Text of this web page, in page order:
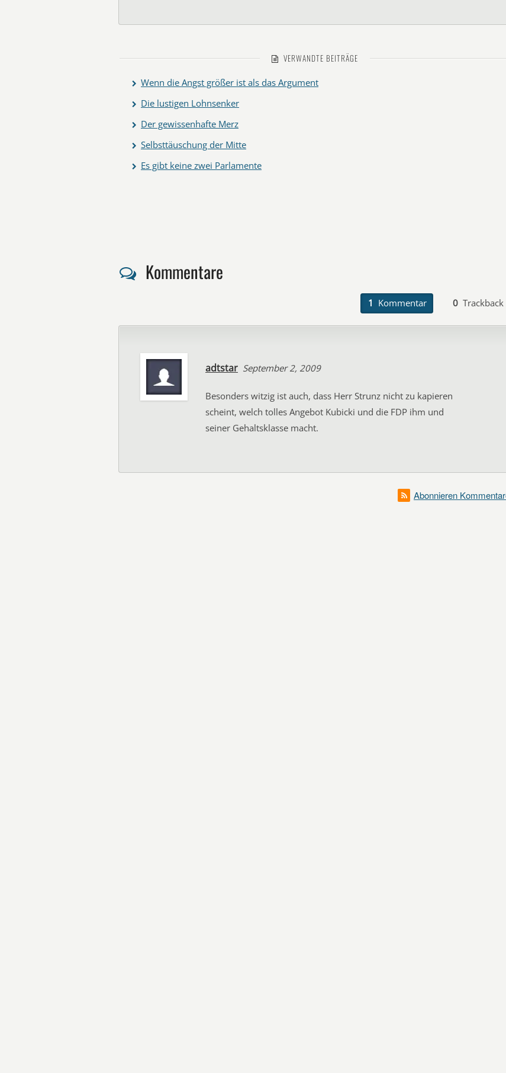
VERWANDTE BEITRÄGE
Wenn die Angst größer ist als das Argument
Die lustigen Lohnsenker
Der gewissenhafte Merz
Selbsttäuschung der Mitte
Es gibt keine zwei Parlamente
Kommentare
1 Kommentar 0 Trackback
adtstar September 2, 2009
Besonders witzig ist auch, dass Herr Strunz nicht zu kapieren
scheint, welch tolles Angebot Kubicki und die FDP ihm und
seiner Gehaltsklasse macht.
Abonnieren